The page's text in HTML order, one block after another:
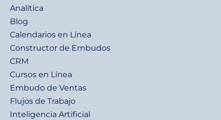
Analítica
Blog
Calendarios en Línea
Constructor de Embudos
CRM
Cursos en Línea
Embudo de Ventas
Flujos de Trabajo
Inteligencia Artificial